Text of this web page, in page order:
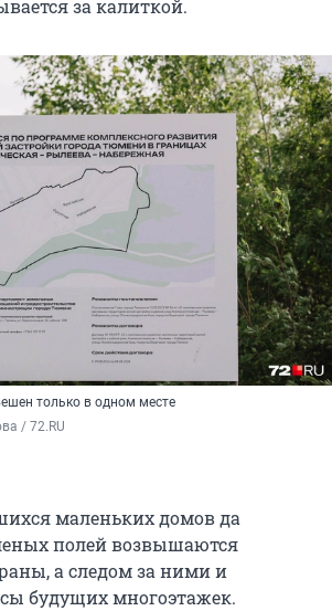
за калиткой.
только в одном месте
/ 72.RU
маленьких домов да
полей возвышаются
а следом за ними и
будущих многоэтажек.